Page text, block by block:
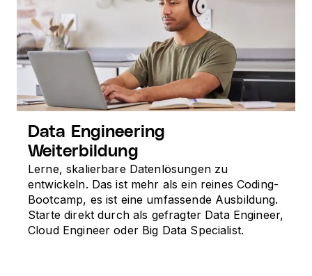
Data Engineering
Weiterbildung
Lerne, skalierbare Datenlösungen zu
entwickeln. Das ist mehr als ein reines Coding-
Bootcamp, es ist eine umfassende Ausbildung.
Starte direkt durch als gefragter Data Engineer,
Cloud Engineer oder Big Data Specialist.